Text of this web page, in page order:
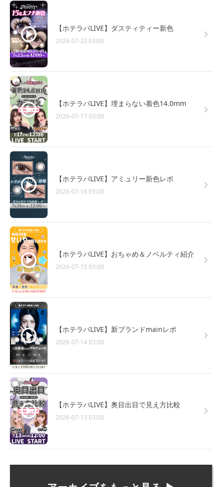
【ホテラバLIVE】ダスティティー新色
2026-07-22 03:00
【ホテラバLIVE】埋まらない着色14.0mm
2026-07-17 03:00
【ホテラバLIVE】アミュリー新色レポ
2026-07-16 03:00
【ホテラバLIVE】おちゃめ＆ノベルティ紹介
2026-07-15 03:00
【ホテラバLIVE】新ブランドmainレポ
2026-07-14 03:00
【ホテラバLIVE】奥目出目で見え方比較
2026-07-13 03:00